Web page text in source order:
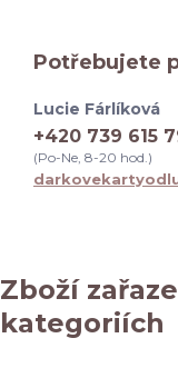
Zboží
kategoriích
Potřebujete
Lucie Fárlíková
+420 739 615
(Po-Ne, 8-20 hod.)